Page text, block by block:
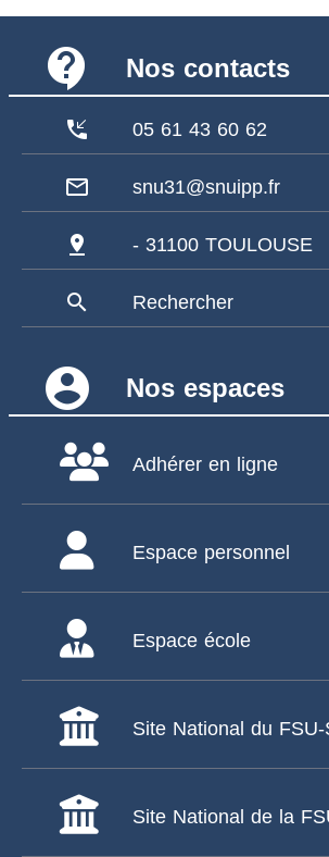
contact_support Nos contacts
phone_callback 05 61 43 60 62
mail_outline snu31@snuipp.fr
pin_drop - 31100 TOULOUSE
search Rechercher
account_circle Nos espaces
Adhérer en ligne
Espace personnel
Espace école
Site National du
Site National de la